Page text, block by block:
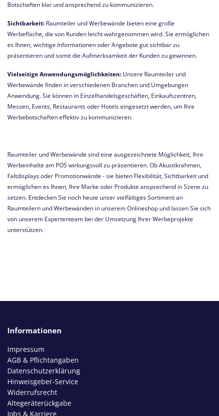
Botschaften klar und ansprechend zu kommunizieren.
Sichtbarkeit: Raumteiler und Werbewände bieten eine große
Werbefläche, die von Kunden leicht wahrgenommen wird. Sie ermöglichen
es Ihnen, wichtige Informationen oder Angebote gut sichtbar zu
präsentieren und somit die Aufmerksamkeit der Kunden zu gewinnen.
Vielseitige Anwendungsmöglichkeiten: Unsere Raumteiler und
Werbewände finden in verschiedenen Branchen und Umgebungen
Anwendung. Sie können in Einzelhandelsgeschäften, Einkaufszentren,
Messen, Events, Restaurants oder Hotels eingesetzt werden, um Ihre
Werbebotschaften effektiv zu kommunizieren.
Raumteiler und Werbewände sind eine ausgezeichnete Möglichkeit, Ihre
Werbeinhalte am POS wirkungsvoll zu präsentieren. Ob Akustikrahmen,
Faltdisplays oder Promotionwände - sie bieten Flexibilität, Sichtbarkeit und
ermöglichen es Ihnen, Ihre Marke oder Produkte ansprechend in Szene zu
setzen. Entdecken Sie noch heute unser vielfältiges Sortiment an
Raumteilern und Werbewänden in unserem Onlineshop und lassen Sie sich
von unserem Expertenteam bei der Umsetzung Ihrer Werbeprojekte
unterstützen.
Informationen
Impressum
AGB & Pflichtangaben
Datenschutzerklärung
Hinweisgeber-Service
Widerrufsrecht
Altegeräterückgabe
Jobs & Karriere